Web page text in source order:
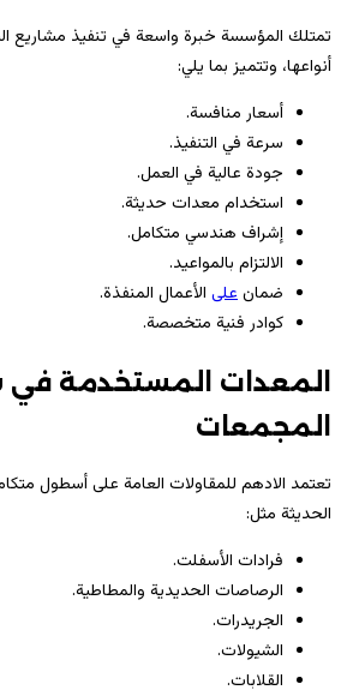
تمتلك المؤسسة خبرة واسعة في تنفيذ مشاريع
أنواعها، وتتميز بما يلي:
أسعار منافسة.
سرعة في التنفيذ.
جودة عالية في العمل.
استخدام معدات حديثة.
إشراف هندسي متكامل.
الالتزام بالمواعيد.
ضمانعلى الأعمال المنفذة.
كوادر فنية متخصصة.
المعدات المستخدمة في
المجمعات
تعتمد الادهم للمقاولات العامة على أسطول
الحديثة مثل:
فرادات الأسفلت.
الرصاصات الحديدية والمطاطية.
الجريدرات.
الشيولات.
القلابات.